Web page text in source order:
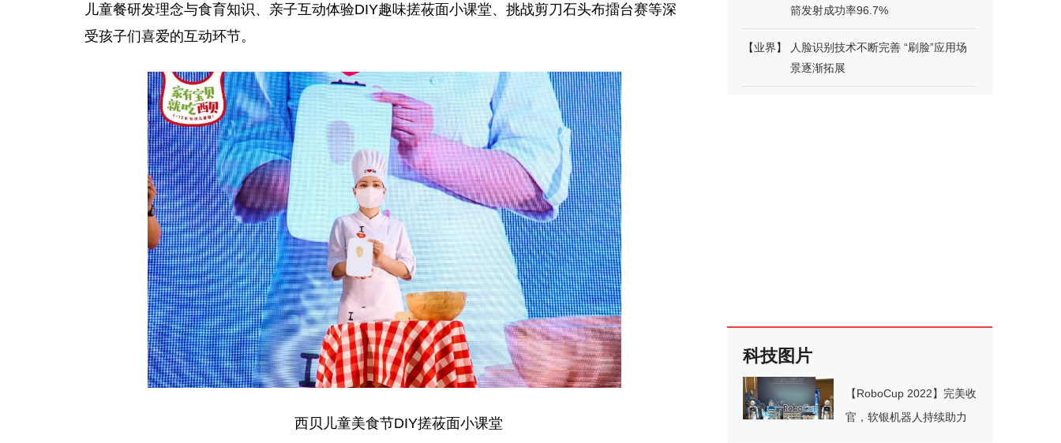
儿童餐研发理念与食育知识、亲子互动体验DIY趣味搓莜面小课堂、挑战剪刀石头布擂台赛等深
受孩子们喜爱的互动环节。
西贝儿童美食节DIY搓莜面小课堂
箭发射成功率96.7%
【业界】
人脸识别技术不断完善 “刷脸”应用场
景逐渐拓展
科技图片
【RoboCup 2022】完美收
官，软银机器人持续助力